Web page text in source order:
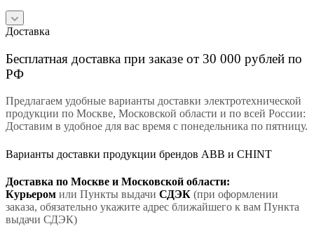
Доставка
Бесплатная доставка при заказе от 30 000 рублей по
РФ
Предлагаем удобные варианты доставки электротехнической
продукции по Москве, Московской области и по всей России:
Доставим в удобное для вас время с понедельника по пятницу.
Варианты доставки продукции брендов ABB и CHINT
Доставка по Москве и Московской области:
Курьером или Пункты выдачи СДЭК (при оформлении
заказа, обязательно укажите адрес ближайшего к вам Пункта
выдачи СДЭК)